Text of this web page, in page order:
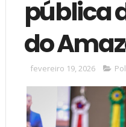
pública
do
fevereiro 19, 2026